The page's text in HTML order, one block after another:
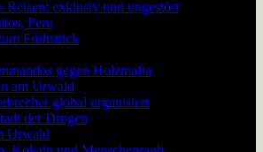
Reisen: exklusiv und ungestört
Peru
Frühstück
gegen Holzmafia
am Urwald
global organisiert
der Drogen
Urwald